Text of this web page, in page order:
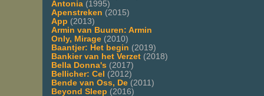
Antonia (1995)
Apenstreken (2015)
App (2013)
Armin van Buuren: Armin
Only, Mirage (2010)
Baantjer: Het begin (2019)
Bankier van het Verzet (2018)
Bella Donna's (2017)
Bellicher: Cel (2012)
Bende van Oss, De (2011)
Beyond Sleep (2016)